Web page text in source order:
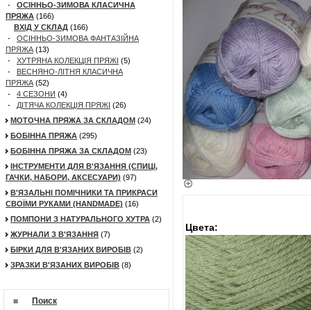
- ОСІННЬО-ЗИМОВА КЛАСИЧНА
ПРЯЖА (166)
ВХІД У СКЛАД (166)
- ОСІННЬО-ЗИМОВА ФАНТАЗІЙНА
ПРЯЖА (13)
- ХУТРЯНА КОЛЕКЦІЯ ПРЯЖІ (5)
- ВЕСНЯНО-ЛІТНЯ КЛАСИЧНА
ПРЯЖА (52)
- 4 СЕЗОНИ (4)
- ДІТЯЧА КОЛЕКЦІЯ ПРЯЖІ (26)
МОТОЧНА ПРЯЖА ЗА СКЛАДОМ (24)
БОБІННА ПРЯЖА (295)
БОБІННА ПРЯЖА ЗА СКЛАДОМ (23)
ІНСТРУМЕНТИ ДЛЯ В'ЯЗАННЯ (СПИЦІ,
ГАЧКИ, НАБОРИ, АКСЕСУАРИ) (97)
В'ЯЗАЛЬНІ ПОМІЧНИКИ ТА ПРИКРАСИ
СВОЇМИ РУКАМИ (HANDMADE) (16)
ПОМПОНИ З НАТУРАЛЬНОГО ХУТРА (2)
ЖУРНАЛИ З В'ЯЗАННЯ (7)
БІРКИ ДЛЯ В'ЯЗАНИХ ВИРОБІВ (2)
ЗРАЗКИ В'ЯЗАНИХ ВИРОБІВ (8)
Поиск
Цвета: